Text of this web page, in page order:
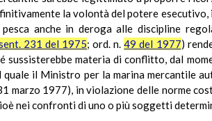
la volontà del potere
anche in deroga alle discipline
231 del 1975; ord. n.49 del 1977)
materia di conflitto, dal
il Ministro per la marina mercantile
marzo 1977), in violazione delle norme
nei confronti di uno o più soggetti